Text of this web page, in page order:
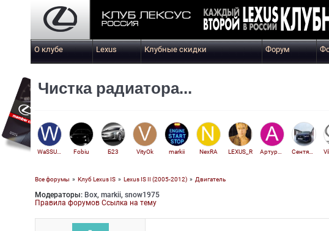
О клубе Lexus Клубные скидки Форум
Чистка радиатора...
WaSSUUUPP Fobiu Б23 VityOk markii NexRA LEXUS_R Артурио Сентябрь
Fevralb
Все форумы » Клуб Lexus IS» Lexus IS II (2005-2012)» Двигатель
Модераторы: Box, markii, snow1975
Правила форумов Ссылка на тему